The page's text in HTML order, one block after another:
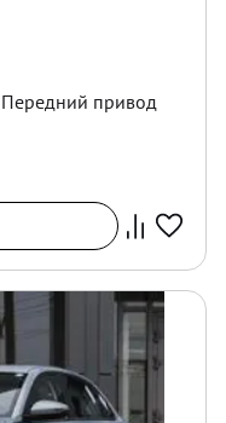
Передний привод